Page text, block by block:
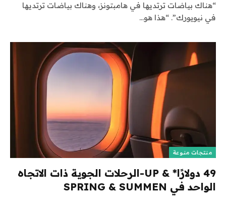
“هناك بياضات ترتديها في هامبتونز، وهناك بياضات ترتديها
في نيويورك”. “هذا هو…
منتجات منوعة
49 دولارًا* & UP-الرحلات الجوية ذات الاتجاه
الواحد في SPRING & SUMMEN